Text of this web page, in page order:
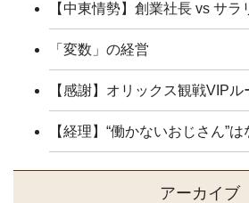
【中東情勢】創業社長 vs サラ
「変数」の経営
【感謝】オリックス観戦VIP
【経理】“働かないおじさん”
アーカイブ